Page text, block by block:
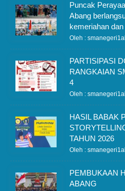
Puncak
Abang
kemeriahan
Oleh :
PARTISIPASI
RANGKAIAN
4
Oleh :
HASIL BABAK
TAHUN 2026
Oleh :
PEMBUKAAN
ABANG